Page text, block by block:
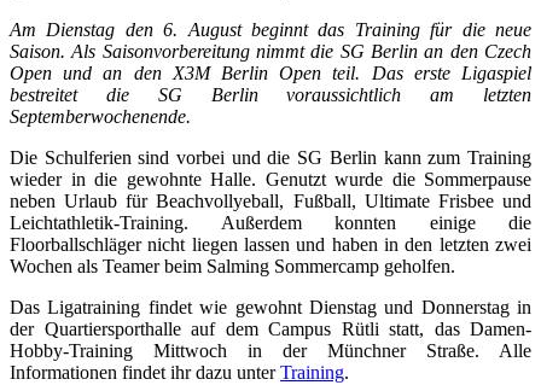
Am Dienstag den 6. August beginnt das Training für die neue
Saison. Als Saisonvorbereitung nimmt die SG Berlin an den Czech
Open und an den X3M Berlin Open teil. Das erste Ligaspiel
bestreitet die SG Berlin voraussichtlich am letzten
Septemberwochenende.
Die Schulferien sind vorbei und die SG Berlin kann zum Training
wieder in die gewohnte Halle. Genutzt wurde die Sommerpause
neben Urlaub für Beachvollyeball, Fußball, Ultimate Frisbee und
Leichtathletik-Training. Außerdem konnten einige die
Floorballschläger nicht liegen lassen und haben in den letzten zwei
Wochen als Teamer beim Salming Sommercamp geholfen.
Das Ligatraining findet wie gewohnt Dienstag und Donnerstag in
der Quartiersporthalle auf dem Campus Rütli statt, das Damen-
Hobby-Training Mittwoch in der Münchner Straße. Alle
Informationen findet ihr dazu unterTraining.